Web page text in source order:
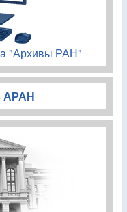
"Архивы РАН"
АРАН